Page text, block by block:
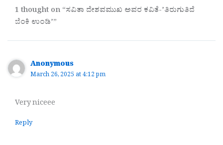
1 thought on “ಸವಿತಾ ದೇಶವಮುಖ ಅವರ ಕವಿತೆ-ʼತಿರುಗುತಿದೆ
ಬೆಂಕಿ ಉಂಡಿʼ”
Anonymous
March 26, 2025 at 4:12 pm
Very niceee
Reply